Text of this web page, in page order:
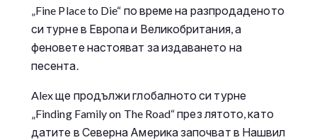
„Fine Place to Die“ по време на разпродаденото
си турне в Европа и Великобритания, а
феновете настояват за издаването на
песента.
Alex ще продължи глобалното си турне
„Finding Family on The Road“ през лятото, като
датите в Северна Америка започват в Нашвил